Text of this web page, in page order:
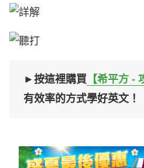
►按這裡購買 【希平方 -
有效率的方式學好英文！